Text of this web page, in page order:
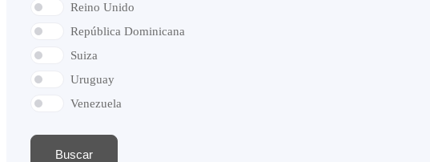
Reino Unido
República Dominicana
Suiza
Uruguay
Venezuela
Buscar